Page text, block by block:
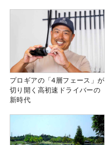
プロギアの「4層フェース」が
切り開く高初速ドライバーの
新時代